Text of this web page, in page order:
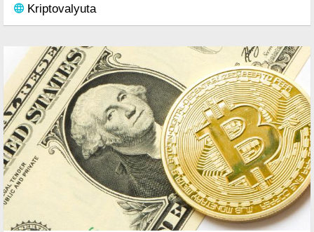
Kriptovalyuta